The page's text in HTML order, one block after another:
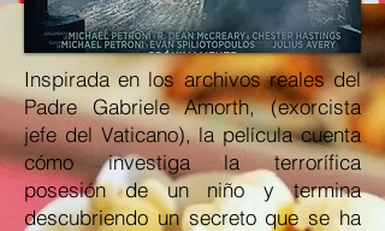
Inspirada en los archivos reales del
Padre Gabriele Amorth, (exorcista
jefe del Vaticano), la película cuenta
cómo investiga la terrorífica
posesión de un niño y termina
descubriendo un secreto que se ha